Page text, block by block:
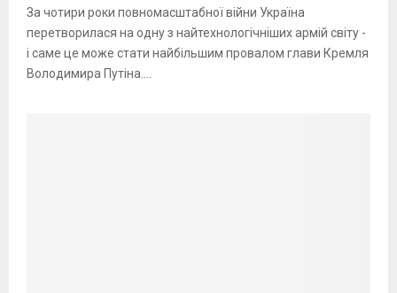
За чотири роки повномасштабної війни Україна
перетворилася на одну з найтехнологічніших армій світу -
і саме це може стати найбільшим провалом глави Кремля
Володимира Путіна....